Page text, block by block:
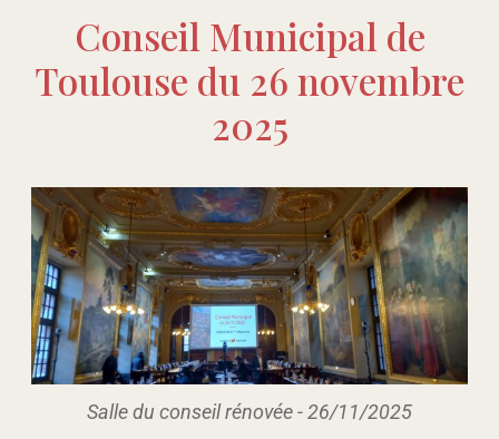
Conseil Municipal de
Toulouse du 26 novembre
2025
Salle du conseil rénovée - 26/11/2025